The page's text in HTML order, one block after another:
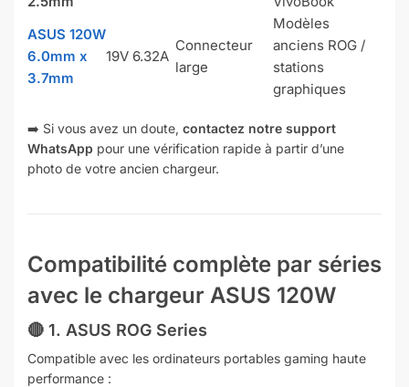
ASUS 120W
6.0mm x
3.7mm
19V 6.32A
Connecteur
large
Modèles
anciens ROG /
stations
graphiques
➡️ Si vous avez un doute, contactez notre support
WhatsApp pour une vérification rapide à partir d’une
photo de votre ancien chargeur.
Compatibilité complète par séries
avec le chargeur ASUS 120W
🔴 1. ASUS ROG Series
Compatible avec les ordinateurs portables gaming haute
performance :